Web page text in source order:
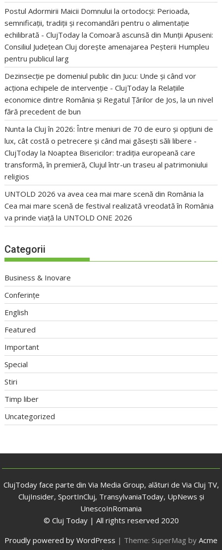
Postul Adormirii Maicii Domnului la ortodocși: Perioada,
semnificații, tradiții și recomandări pentru o alimentație
echilibrată - ClujToday laComoară ascunsă din Munții Apuseni:
Consiliul Județean Cluj dorește amenajarea Peșterii Humpleu
pentru publicul larg
Dezinsecție pe domeniul public din Jucu: Unde și când vor
acționa echipele de intervenție - ClujToday la Relațiile
economice dintre România și Regatul Țărilor de Jos, la un nivel
fără precedent de bun
Nunta la Cluj în 2026: Între meniuri de 70 de euro și opțiuni de
lux, cât costă o petrecere și când mai găsești săli libere -
ClujToday la Noaptea Bisericilor: tradiția europeană care
transformă, în premieră, Clujul într-un traseu al patrimoniului
religios
UNTOLD 2026 va avea cea mai mare scenă din România la
Cea mai mare scenă de festival realizată vreodată în România
va prinde viață la UNTOLD ONE 2026
Categorii
Business & Inovare
Conferințe
English
Featured
Important
Special
Stiri
Timp liber
Uncategorized
ClujToday face parte din Via Media Group, alături de Via Cluj TV,
ClujInsider, SportInCluj, TransylvaniaToday, UpNews și
UnescoInRomania
© Cluj Today | All rights reserved 2020
Proudly powered by WordPress | Theme: SuperMag by Acme